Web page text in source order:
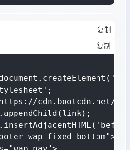
block;
flex;
content: space-around;
center;
56px;
0 8px;
bottom: env(safe-area-
{
复制
复制
cdn.bootcdn.net/
wap fixed-bottom">